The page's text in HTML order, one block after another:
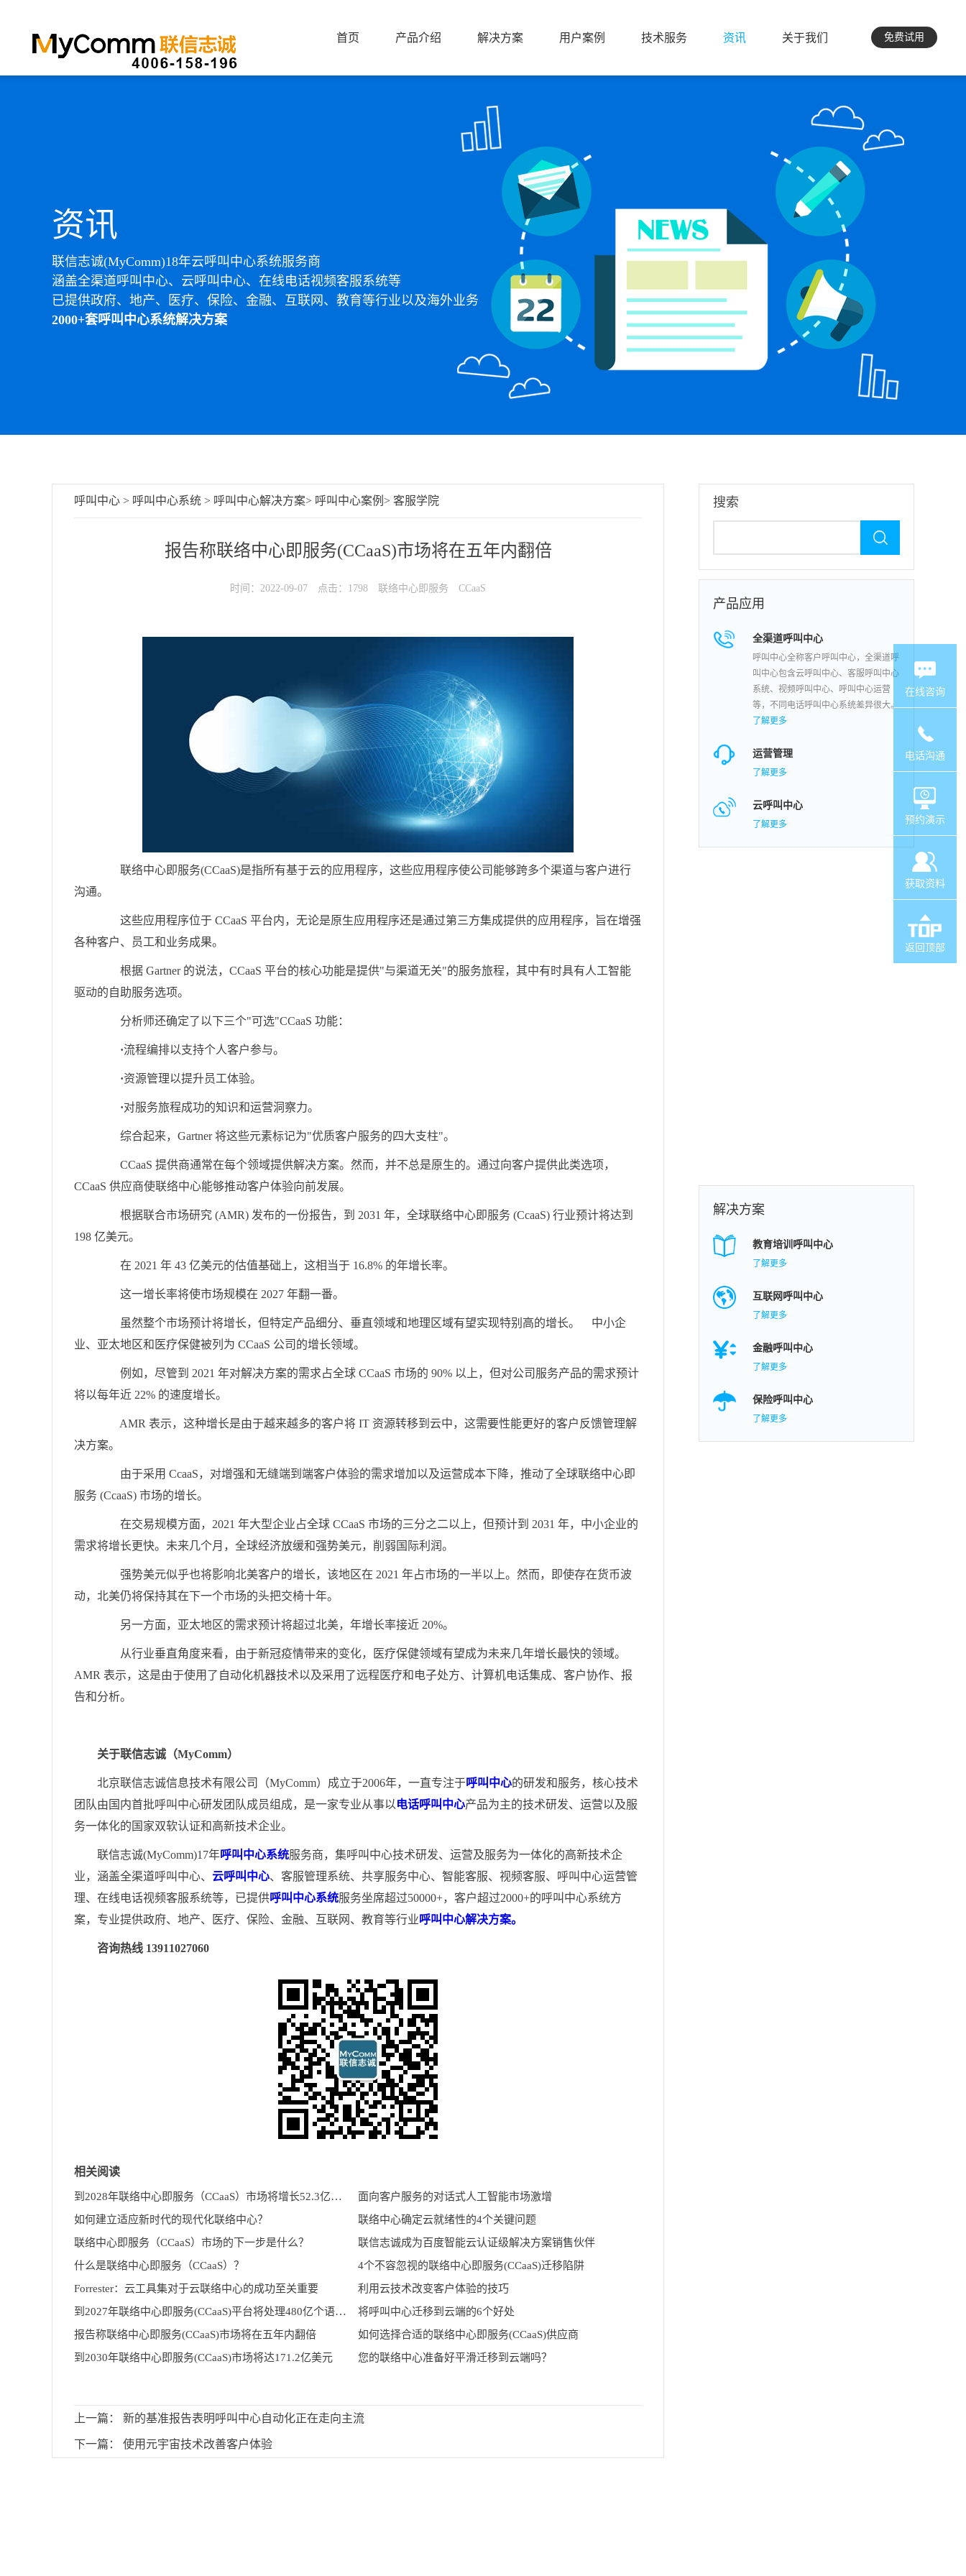
首页 产品介绍 解决方案
解决方案
用户案例 技术服务 资讯 关于我们
关于我们
免费试用
资讯
联信志诚(MyComm)18年云呼叫中心系统服务商
涵盖全渠道呼叫中心、云呼叫中心、在线电话视频客服系统等
已提供政府、地产、医疗、保险、金融、互联网、教育等行业以及海外业务
2000+套呼叫中心系统解决方案
呼叫中心 > 呼叫中心系统 > 呼叫中心解决方案> 呼叫中心案例 > 客服学院
报告称联络中心即服务(CCaaS)市场将在五年内翻倍
时间：2022-09-07 点击：1798 联络中心即服务 CCaaS
联络中心即服务(CCaaS)是指所有基于云的应用程序，这些应用程序使公司能够跨多个渠道与客户进行
沟通。
这些应用程序位于 CCaaS 平台内，无论是原生应用程序还是通过第三方集成提供的应用程序，旨在增强
各种客户、员工和业务成果。
根据 Gartner 的说法，CCaaS 平台的核心功能是提供"与渠道无关"的服务旅程，其中有时具有人工智能
驱动的自助服务选项。
分析师还确定了以下三个"可选"CCaaS 功能：
·流程编排以支持个人客户参与。
·资源管理以提升员工体验。
·对服务旅程成功的知识和运营洞察力。
综合起来，Gartner 将这些元素标记为"优质客户服务的四大支柱"。
CCaaS 提供商通常在每个领域提供解决方案。然而，并不总是原生的。通过向客户提供此类选项，
CCaaS 供应商使联络中心能够推动客户体验向前发展。
根据联合市场研究 (AMR) 发布的一份报告，到 2031 年，全球联络中心即服务 (CcaaS) 行业预计将达到
198 亿美元。
在 2021 年 43 亿美元的估值基础上，这相当于 16.8% 的年增长率。
这一增长率将使市场规模在 2027 年翻一番。
虽然整个市场预计将增长，但特定产品细分、垂直领域和地理区域有望实现特别高的增长。 中小企
业、亚太地区和医疗保健被列为 CCaaS 公司的增长领域。
例如，尽管到 2021 年对解决方案的需求占全球 CCaaS 市场的 90% 以上，但对公司服务产品的需求预计
将以每年近 22% 的速度增长。
AMR 表示，这种增长是由于越来越多的客户将 IT 资源转移到云中，这需要性能更好的客户反馈管理解
决方案。
由于采用 CcaaS，对增强和无缝端到端客户体验的需求增加以及运营成本下降，推动了全球联络中心即
服务 (CcaaS) 市场的增长。
在交易规模方面，2021 年大型企业占全球 CCaaS 市场的三分之二以上，但预计到 2031 年，中小企业的
需求将增长更快。未来几个月，全球经济放缓和强势美元，削弱国际利润。
强势美元似乎也将影响北美客户的增长，该地区在 2021 年占市场的一半以上。然而，即使存在货币波
动，北美仍将保持其在下一个市场的头把交椅十年。
另一方面，亚太地区的需求预计将超过北美，年增长率接近 20%。
从行业垂直角度来看，由于新冠疫情带来的变化，医疗保健领域有望成为未来几年增长最快的领域。
AMR 表示，这是由于使用了自动化机器技术以及采用了远程医疗和电子处方、计算机电话集成、客户协作、报
告和分析。
关于联信志诚（MyComm）
北京联信志诚信息技术有限公司（MyComm）成立于2006年，一直专注于呼叫中心的研发和服务，核心技术
团队由国内首批呼叫中心研发团队成员组成，是一家专业从事以 电话呼叫中心产品为主的技术研发、运营以及服
务一体化的国家双软认证和高新技术企业。
联信志诚(MyComm)17年呼叫中心系统服务商，集呼叫中心技术研发、运营及服务为一体化的高新技术企
业，涵盖全渠道呼叫中心、 云呼叫中心、客服管理系统、共享服务中心、智能客服、视频客服、呼叫中心运营管
理、在线电话视频客服系统等，已提供呼叫中心系统服务坐席超过50000+，客户超过2000+的呼叫中心系统方
案，专业提供政府、地产、医疗、保险、金融、互联网、教育等行业 呼叫中心解决方案。
咨询热线 13911027060
相关阅读
到2028年联络中心即服务（CCaaS）市场将增长52.3亿美元
面向客户服务的对话式人工智能市场激增
如何建立适应新时代的现代化联络中心？
联络中心确定云就绪性的4个关键问题
联络中心即服务（CCaaS）市场的下一步是什么？
联信志诚成为百度智能云认证级解决方案销售伙伴
什么是联络中心即服务（CCaaS）？
4个不容忽视的联络中心即服务(CCaaS)迁移陷阱
Forrester：云工具集对于云联络中心的成功至关重要
利用云技术改变客户体验的技巧
到2027年联络中心即服务(CCaaS)平台将处理480亿个语音呼叫
将呼叫中心迁移到云端的6个好处
报告称联络中心即服务(CCaaS)市场将在五年内翻倍
如何选择合适的联络中心即服务(CCaaS)供应商
到2030年联络中心即服务(CCaaS)市场将达171.2亿美元
您的联络中心准备好平滑迁移到云端吗？
上一篇： 新的基准报告表明呼叫中心自动化正在走向主流
下一篇： 使用元宇宙技术改善客户体验
搜索
产品应用
全渠道呼叫中心
呼叫中心全称客户呼叫中心，全渠道呼
叫中心包含云呼叫中心、客服呼叫中心
系统、视频呼叫中心、呼叫中心运营
等，不同电话呼叫中心系统差异很大。
了解更多
运营管理
了解更多
云呼叫中心
了解更多
解决方案
教育培训呼叫中心
了解更多
互联网呼叫中心
了解更多
金融呼叫中心
了解更多
保险呼叫中心
了解更多
在线咨询
电话沟通
预约演示
获取资料
返回顶部